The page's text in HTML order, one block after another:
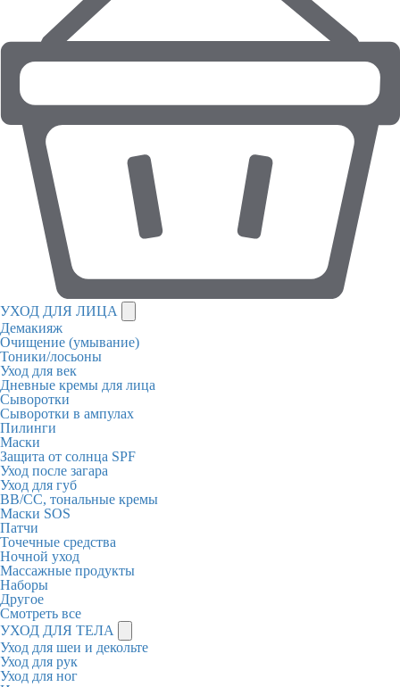
УХОД ДЛЯ ЛИЦА
Демакияж
Очищение (умывание)
Тоники/лосьоны
Уход для век
Дневные кремы для лица
Сыворотки
Сыворотки в ампулах
Пилинги
Маски
Защита от солнца SPF
Уход после загара
Уход для губ
BB/CC, тональные кремы
Маски SOS
Патчи
Точечные средства
Ночной уход
Массажные продукты
Наборы
Другое
Смотреть все
УХОД ДЛЯ ТЕЛА
Уход для шеи и декольте
Уход для рук
Уход для ног